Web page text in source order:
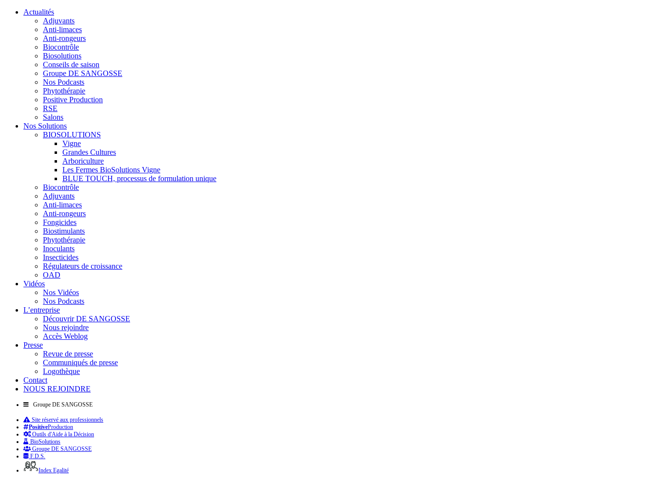
Actualités
Adjuvants
Anti-limaces
Anti-rongeurs
Biocontrôle
Biosolutions
Conseils de saison
Groupe DE SANGOSSE
Nos Podcasts
Phytothérapie
Positive Production
RSE
Salons
Nos Solutions
BIOSOLUTIONS
Vigne
Grandes Cultures
Arboriculture
Les Fermes BioSolutions Vigne
BLUE TOUCH, processus de formulation unique
Biocontrôle
Adjuvants
Anti-limaces
Anti-rongeurs
Fongicides
Biostimulants
Phytothérapie
Inoculants
Insecticides
Régulateurs de croissance
OAD
Vidéos
Nos Vidéos
Nos Podcasts
L’entreprise
Découvrir DE SANGOSSE
Nous rejoindre
Accès Weblog
Presse
Revue de presse
Communiqués de presse
Logothèque
Contact
NOUS REJOINDRE
Groupe DE SANGOSSE
Site réservé aux professionnels
PositiveProduction
Outils d'Aide à la Décision
BioSolutions
Groupe DE SANGOSSE
F.D.S.
Index Egalité